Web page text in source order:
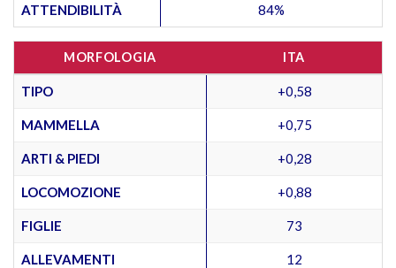
ATTENDIBILITÀ 84%
MORFOLOGIA ITA
TIPO +0,58
MAMMELLA +0,75
ARTI & PIEDI +0,28
LOCOMOZIONE +0,88
FIGLIE 73
ALLEVAMENTI 12